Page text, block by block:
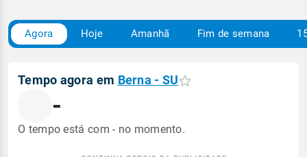
Agora Hoje Amanhã Fim de semana
Tempo agora em Berna - SU
-
O tempo está com - no momento.